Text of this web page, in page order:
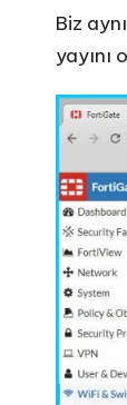
Biz
yayını